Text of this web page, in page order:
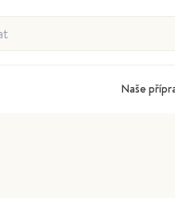
Naše